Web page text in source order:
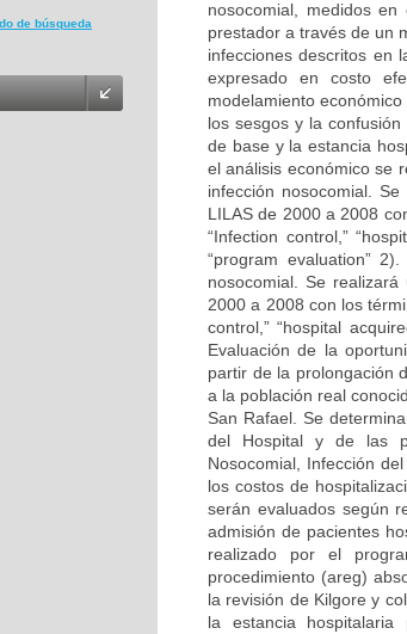
de búsqueda
nosocomial, medidos
prestador a través de un
infecciones descritos en
expresado en costo
modelamiento
los sesgos y la
de base y la estancia
el análisis económico se
infección nosocomial.
LILAS de 2000 a 2008
“Infection control,”
“program evaluation”
nosocomial. Se
2000 a 2008 con los
control,” “hospital
Evaluación de la
partir de la prolongación
a la población real
San Rafael. Se
del Hospital y de las
Nosocomial, Infección
los costos de
serán evaluados según
admisión de pacientes
realizado por el
procedimiento (areg)
la revisión de Kilgore y
la estancia